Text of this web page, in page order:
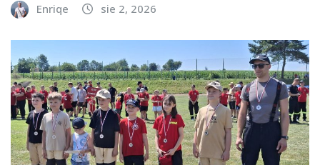
Enriqe sie 2, 2026